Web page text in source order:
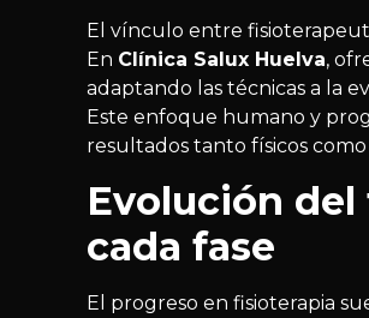
El vínculo entre
En Clínica Salux Huelva,
adaptando las técnicas a la
Este enfoque humano y
resultados tanto físicos
Evolución
cada fase
El progreso en fisioterapia